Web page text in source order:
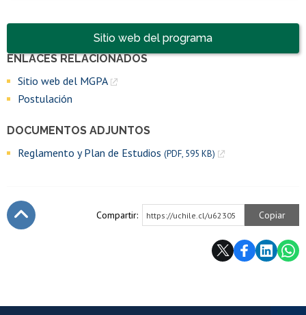
Accesos directosSitio web del programa
Enlaces y documentos de interés
ENLACES RELACIONADOS
Sitio web del MGPA
Postulación
DOCUMENTOS ADJUNTOS
Reglamento y Plan de Estudios (PDF, 595 KB)
Compartir: https://uchile.cl/u62305 Copiar